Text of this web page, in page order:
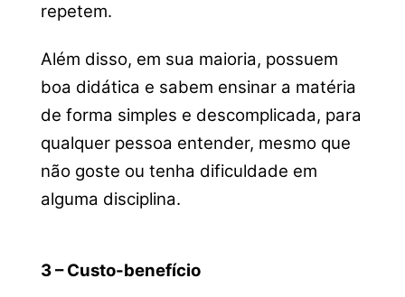
repetem.
Além disso, em sua maioria, possuem
boa didática e sabem ensinar a matéria
de forma simples e descomplicada, para
qualquer pessoa entender, mesmo que
não goste ou tenha dificuldade em
alguma disciplina.
3 – Custo-benefício